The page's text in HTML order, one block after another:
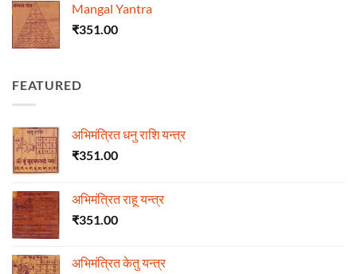
Mangal Yantra
₹351.00
FEATURED
अभिमंत्रित धनु राशि यन्त्र
₹351.00
अभिमंत्रित राहू यन्त्र
₹351.00
अभिमंत्रित केतु यन्त्र